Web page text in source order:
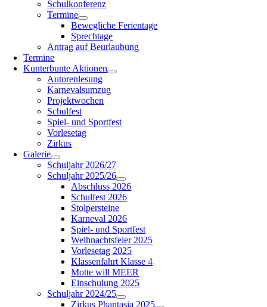
Schulkonferenz
Termine
Bewegliche Ferientage
Sprechtage
Antrag auf Beurlaubung
Termine
Kunterbunte Aktionen
Autorenlesung
Karnevalsumzug
Projektwochen
Schulfest
Spiel- und Sportfest
Vorlesetag
Zirkus
Galerie
Schuljahr 2026/27
Schuljahr 2025/26
Abschluss 2026
Schulfest 2026
Stolpersteine
Karneval 2026
Spiel- und Sportfest
Weihnachtsfeier 2025
Vorlesetag 2025
Klassenfahrt Klasse 4
Motte will MEER
Einschulung 2025
Schuljahr 2024/25
Zirkus Phantasia 2025